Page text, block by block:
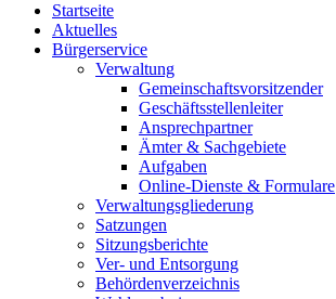
Startseite
Aktuelles
Bürgerservice
Verwaltung
Gemeinschaftsvorsitzender
Geschäftsstellenleiter
Ansprechpartner
Ämter & Sachgebiete
Aufgaben
Online-Dienste & Formulare
Verwaltungsgliederung
Satzungen
Sitzungsberichte
Ver- und Entsorgung
Behördenverzeichnis